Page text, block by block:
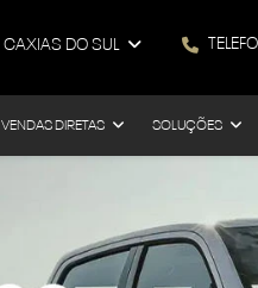
CAXIAS DO SUL
VENDAS DIRETAS SOLUÇÕES